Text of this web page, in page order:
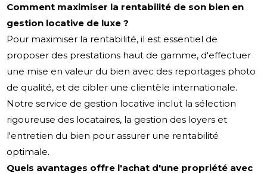
Comment maximiser la rentabilité de son bien en
gestion locative de luxe ?
Pour maximiser la rentabilité, il est essentiel de
proposer des prestations haut de gamme, d'effectuer
une mise en valeur du bien avec des reportages photo
de qualité, et de cibler une clientèle internationale.
Notre service de gestion locative inclut la sélection
rigoureuse des locataires, la gestion des loyers et
l'entretien du bien pour assurer une rentabilité
optimale.
Quels avantages offre l'achat d'une propriété avec